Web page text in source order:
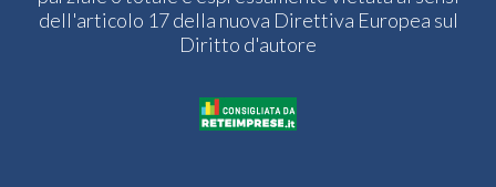
dell'articolo 17 della nuova Direttiva Europea sul
Diritto d'autore